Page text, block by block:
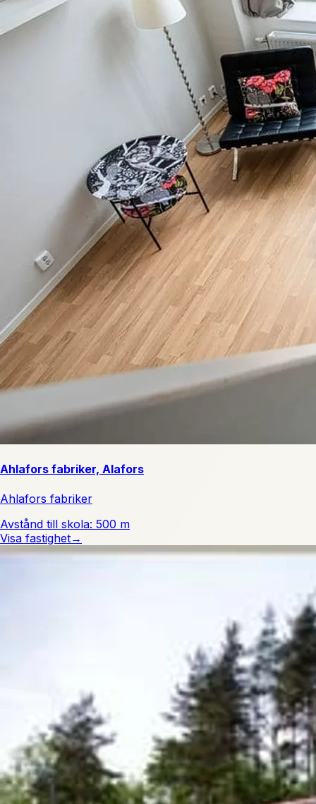
Ahlafors fabriker, Alafors
Ahlafors fabriker
Avstånd till skola: 500 m
Visa fastighet→